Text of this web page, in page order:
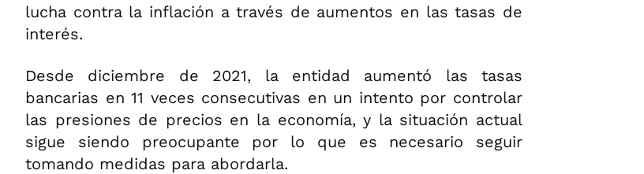
lucha contra la inflación a través de aumentos en las tasas de
interés.
Desde diciembre de 2021, la entidad aumentó las tasas
bancarias en 11 veces consecutivas en un intento por controlar
las presiones de precios en la economía, y la situación actual
sigue siendo preocupante por lo que es necesario seguir
tomando medidas para abordarla.